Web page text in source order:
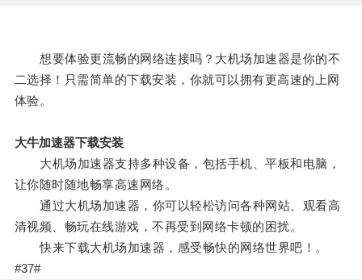
想要体验更流畅的网络连接吗？大机场加速器是你的不
二选择！只需简单的下载安装，你就可以拥有更高速的上网
体验。
大牛加速器下载安装
大机场加速器支持多种设备，包括手机、平板和电脑，
让你随时随地畅享高速网络。
通过大机场加速器，你可以轻松访问各种网站、观看高
清视频、畅玩在线游戏，不再受到网络卡顿的困扰。
快来下载大机场加速器，感受畅快的网络世界吧！。
#37#